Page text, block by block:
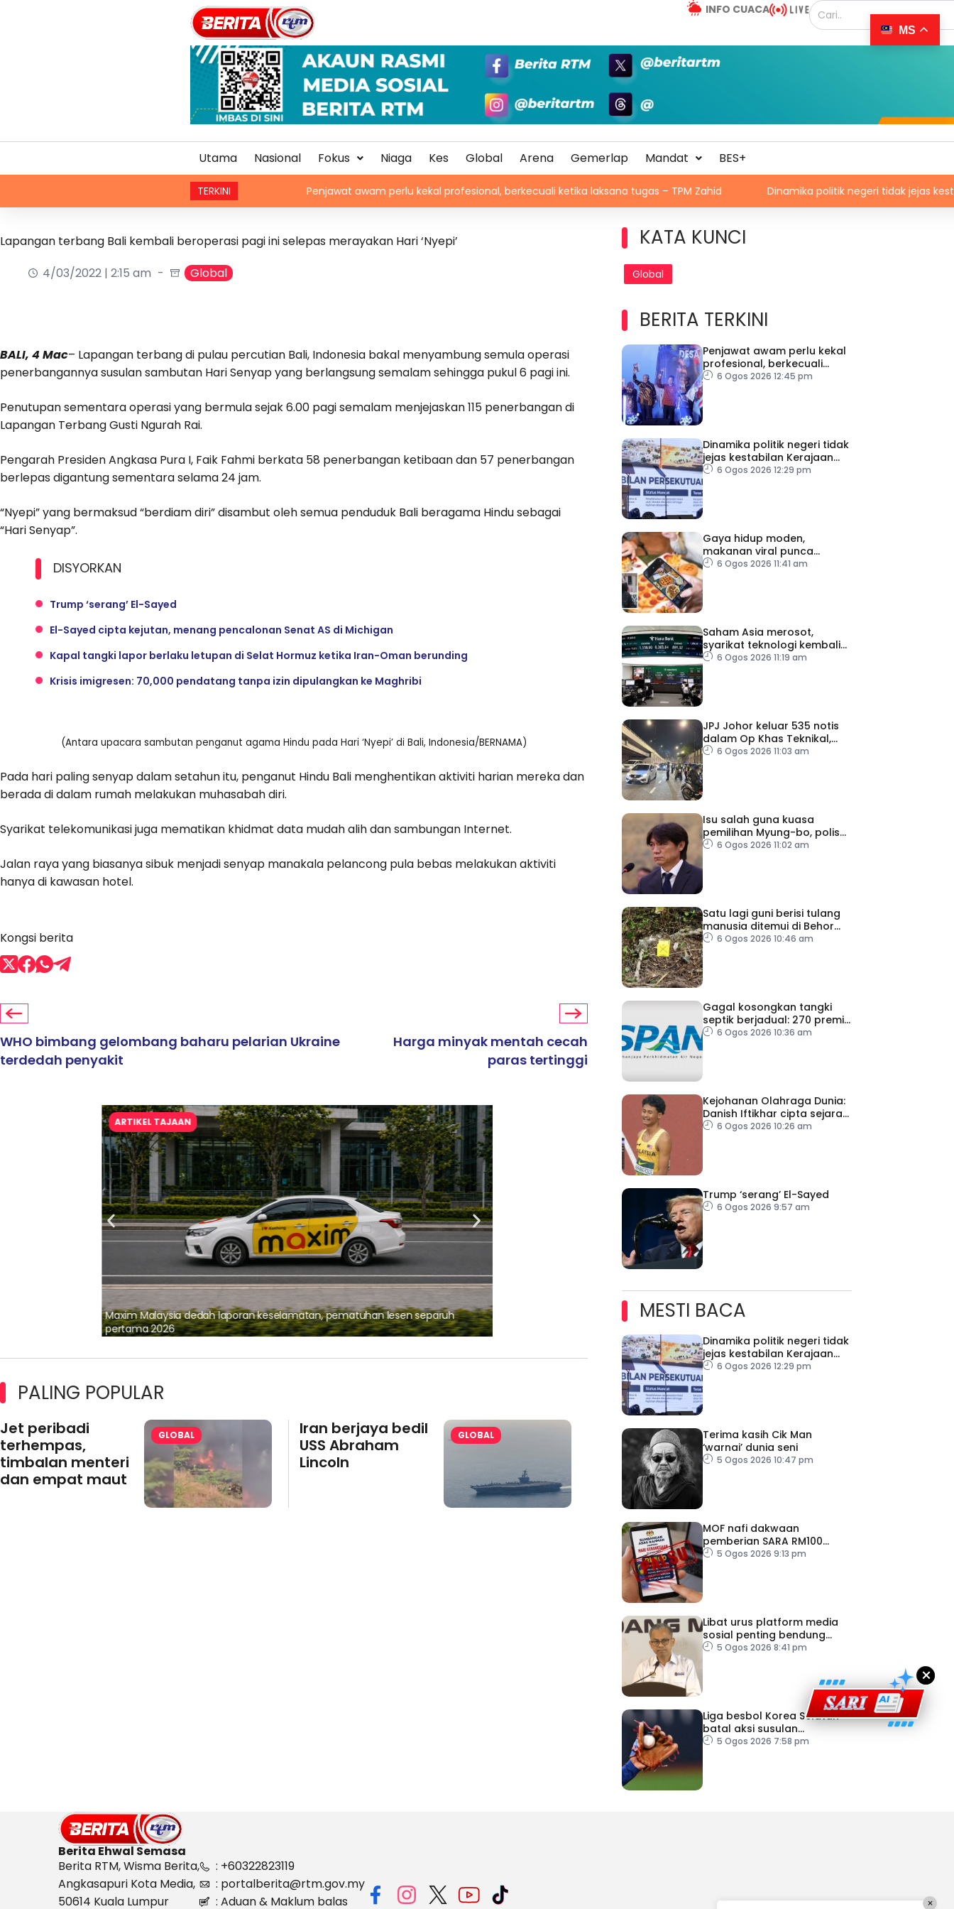
INFO CUACA
Utama Nasional Fokus Niaga Kes Global Arena Gemerlap Mandat BES+
TERKINI Penjawat awam perlu kekal profesional, berkecuali ketika laksana tugas – TPM Zahid Dinamika politik negeri tidak jejas kestabilan
Lapangan terbang Bali kembali beroperasi pagi ini selepas merayakan Hari ‘Nyepi’
4/03/2022 | 2:15 am
Global
BALI, 4 Mac– Lapangan terbang di pulau percutian Bali, Indonesia bakal menyambung semula operasi
penerbangannya susulan sambutan Hari Senyap yang berlangsung semalam sehingga pukul 6 pagi ini.
Penutupan sementara operasi yang bermula sejak 6.00 pagi semalam menjejaskan 115 penerbangan di
Lapangan Terbang Gusti Ngurah Rai.
Pengarah Presiden Angkasa Pura I, Faik Fahmi berkata 58 penerbangan ketibaan dan 57 penerbangan
berlepas digantung sementara selama 24 jam.
“Nyepi” yang bermaksud “berdiam diri” disambut oleh semua penduduk Bali beragama Hindu sebagai
“Hari Senyap”.
DISYORKAN
Trump ‘serang’ El-Sayed
El-Sayed cipta kejutan, menang pencalonan Senat AS di Michigan
Kapal tangki lapor berlaku letupan di Selat Hormuz ketika Iran-Oman berunding
Krisis imigresen: 70,000 pendatang tanpa izin dipulangkan ke Maghribi
(Antara upacara sambutan penganut agama Hindu pada Hari ‘Nyepi’ di Bali, Indonesia/BERNAMA)
Pada hari paling senyap dalam setahun itu, penganut Hindu Bali menghentikan aktiviti harian mereka dan
berada di dalam rumah melakukan muhasabah diri.
Syarikat telekomunikasi juga mematikan khidmat data mudah alih dan sambungan Internet.
Jalan raya yang biasanya sibuk menjadi senyap manakala pelancong pula bebas melakukan aktiviti
hanya di kawasan hotel.
Kongsi berita
WHO bimbang gelombang baharu pelarian Ukraine
terdedah penyakit
Harga minyak mentah cecah
paras tertinggi
ARTIKEL TAJAAN
Maxim Malaysia dedah laporan keselamatan, pematuhan lesen separuh
pertama 2026
Ajinomoto (Malaysia) Berhad Perkasa SCORE Marathon 2026 Melalui Kerjasama
PALING POPULAR
Jet peribadi
terhempas,
timbalan menteri
dan empat maut
GLOBAL
Iran berjaya bedil
USS Abraham
Lincoln
GLOBAL
KATA KUNCI
Global
BERITA TERKINI
Penjawat awam perlu kekal
profesional, berkecuali
ketika laksana tugas – TPM
6 Ogos 2026 12:45 pm
Dinamika politik negeri tidak
jejas kestabilan Kerajaan
Perpaduan Persekutuan –
6 Ogos 2026 12:29 pm
Gaya hidup moden,
makanan viral punca
kolesterol tinggi, penyakit
6 Ogos 2026 11:41 am
Saham Asia merosot,
syarikat teknologi kembali
tertekan
6 Ogos 2026 11:19 am
JPJ Johor keluar 535 notis
dalam Op Khas Teknikal,
Lampu HID
6 Ogos 2026 11:03 am
Isu salah guna kuasa
pemilihan Myung-bo, polis
gempur pejabat KFA
6 Ogos 2026 11:02 am
Satu lagi guni berisi tulang
manusia ditemui di Behor
Mali, disiasat sebagai kes
6 Ogos 2026 10:46 am
Gagal kosongkan tangki
septik berjadual: 270 premis
dikenakan notis pematuhan
6 Ogos 2026 10:36 am
Kejohanan Olahraga Dunia:
Danish Iftikhar cipta sejarah
mara ke final 100m
6 Ogos 2026 10:26 am
Trump ‘serang’ El-Sayed
6 Ogos 2026 9:57 am
MESTI BACA
Dinamika politik negeri tidak
jejas kestabilan Kerajaan
Perpaduan Persekutuan –
6 Ogos 2026 12:29 pm
Terima kasih Cik Man
‘warnai’ dunia seni
5 Ogos 2026 10:47 pm
MOF nafi dakwaan
pemberian SARA RM100
sempena Hari Kebangsaan
5 Ogos 2026 9:13 pm
Libat urus platform media
sosial penting bendung
perbuatan ‘copycat’
5 Ogos 2026 8:41 pm
Liga besbol Korea Selatan
batal aksi susulan
gelombang haba
5 Ogos 2026 7:58 pm
×
Berita Ehwal Semasa
Berita RTM, Wisma Berita,
Angkasapuri Kota Media,
50614 Kuala Lumpur
: +60322823119
: portalberita@rtm.gov.my
: Aduan & Maklum balas
MS
×